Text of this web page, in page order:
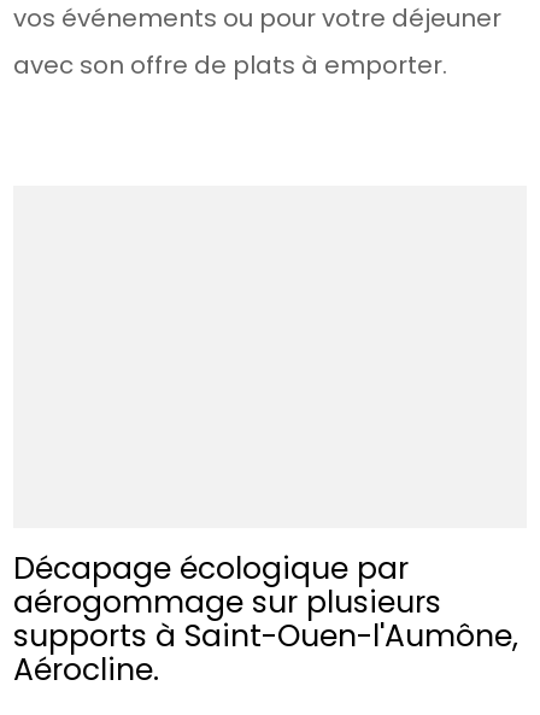
vos événements ou pour votre déjeuner
avec son offre de plats à emporter.
Décapage écologique par
aérogommage sur plusieurs
supports à Saint-Ouen-l'Aumône,
Aérocline.